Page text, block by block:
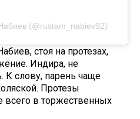
(@rustam_nabiev92)
стоя на протезах,
Индира, не
К слову, парень чаще
Протезы
всего в торжественных